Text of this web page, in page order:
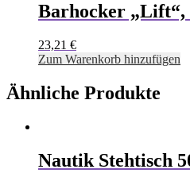
Barhocker „Lift“,
23,21 €
Zum Warenkorb hinzufügen
Ähnliche Produkte
Nautik Stehtisch